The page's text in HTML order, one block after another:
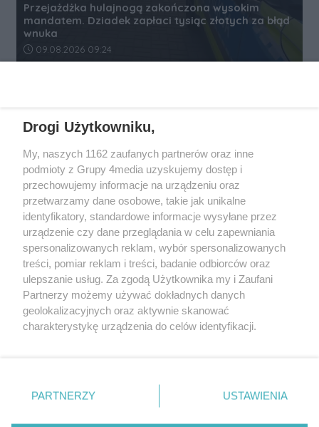
Przejażdżka hulajnogą zakończona wysokim
mandatem. Dziadek zapłaci tysiąc złotych za błąd
wnuka
Data dodania artykułu:
09.08.2026 09:24
Wydawcą rzeszow-info.pljest:
FUNDACJA MEDIÓW NIEZALEŻNYCH LIBERTAS
ul. Kopernika 10, 35-002 Rzeszów
e-mail:redakcja@rzeszow-info.pl
Zasady dodawania i publikacji komentarzy
Drogi Użytkowniku,
My, naszych 1162 zaufanych partnerów oraz inne
podmioty z Grupy 4media uzyskujemy dostęp i
przechowujemy informacje na urządzeniu oraz
przetwarzamy dane osobowe, takie jak unikalne
identyfikatory, standardowe informacje wysyłane przez
urządzenie czy dane przeglądania w celu zapewniania
spersonalizowanych reklam, wybór spersonalizowanych
treści, pomiar reklam i treści, badanie odbiorców oraz
ulepszanie usług. Za zgodą Użytkownika my i Zaufani
Partnerzy możemy używać dokładnych danych
geolokalizacyjnych oraz aktywnie skanować
charakterystykę urządzenia do celów identyfikacji.
zmienić/wycofać klikając przycisk ustawień prywatności
znajdujący się w lewym dolnym rogu strony
. Niektóre
PARTNERZY USTAWIENIA